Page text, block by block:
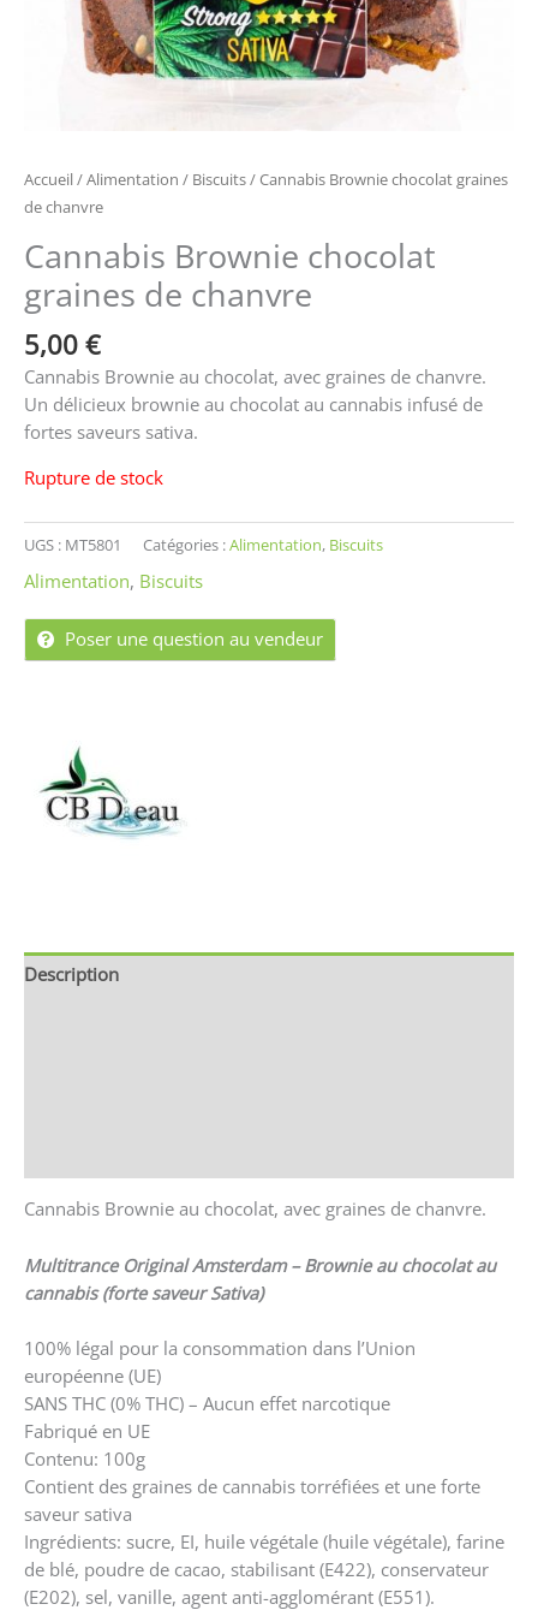
Accueil/Alimentation / Biscuits/ Cannabis Brownie chocolat graines
de chanvre
Cannabis Brownie chocolat
graines de chanvre
5,00 €
Cannabis Brownie au chocolat, avec graines de chanvre.
Un délicieux brownie au chocolat au cannabis infusé de
fortes saveurs sativa.
Rupture de stock
UGS : MT5801 Catégories :Alimentation, Biscuits
Alimentation, Biscuits
Poser une question au vendeur
Description
Cannabis Brownie au chocolat, avec graines de chanvre.
Multitrance Original Amsterdam – Brownie au chocolat au
cannabis (forte saveur Sativa)
100% légal pour la consommation dans l’Union
européenne (UE)
SANS THC (0% THC) – Aucun effet narcotique
Fabriqué en UE
Contenu: 100g
Contient des graines de cannabis torréfiées et une forte
saveur sativa
Ingrédients: sucre, EI, huile végétale (huile végétale), farine
de blé, poudre de cacao, stabilisant (E422), conservateur
(E202), sel, vanille, agent anti-agglomérant (E551).